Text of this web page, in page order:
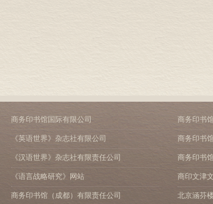
商务印书馆国际有限公司
《英语世界》杂志社有限公司
《汉语世界》杂志社有限责任公司
《语言战略研究》网站
商务印书馆（成都）有限责任公司
商务印书
商务印书
商务印书
商印文津
北京涵芬